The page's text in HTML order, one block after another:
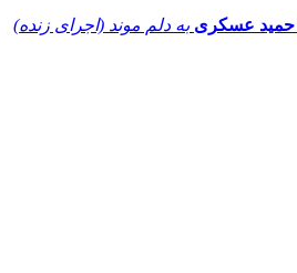
حمید عسکری به دلم موند (اجرای زنده)